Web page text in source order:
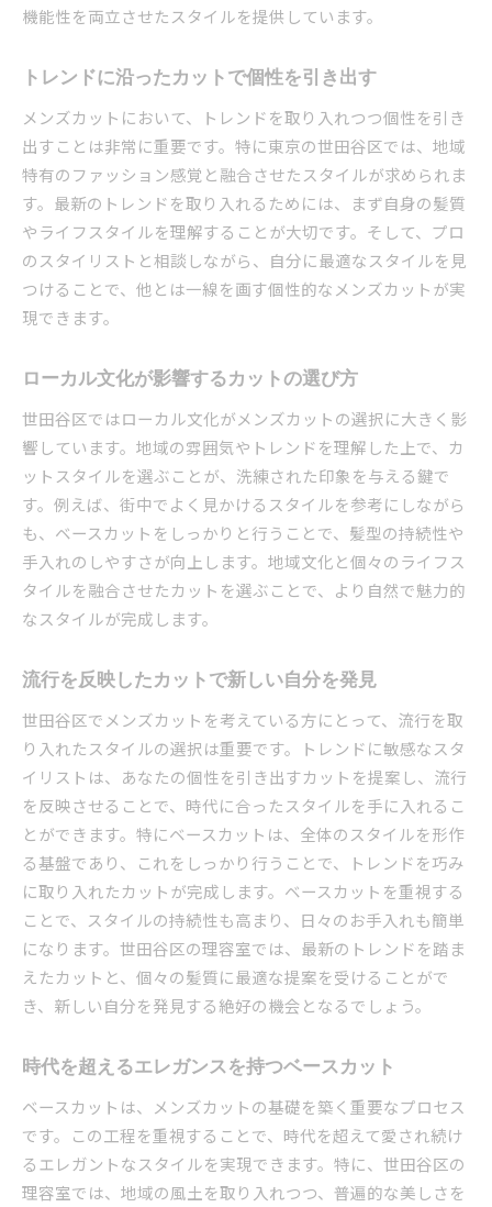
機能性を両立させたスタイルを提供しています。
トレンドに沿ったカットで個性を引き出す
メンズカットにおいて、トレンドを取り入れつつ個性を引き
出すことは非常に重要です。特に東京の世田谷区では、地域
特有のファッション感覚と融合させたスタイルが求められま
す。最新のトレンドを取り入れるためには、まず自身の髪質
やライフスタイルを理解することが大切です。そして、プロ
のスタイリストと相談しながら、自分に最適なスタイルを見
つけることで、他とは一線を画す個性的なメンズカットが実
現できます。
ローカル文化が影響するカットの選び方
世田谷区ではローカル文化がメンズカットの選択に大きく影
響しています。地域の雰囲気やトレンドを理解した上で、カ
ットスタイルを選ぶことが、洗練された印象を与える鍵で
す。例えば、街中でよく見かけるスタイルを参考にしながら
も、ベースカットをしっかりと行うことで、髪型の持続性や
手入れのしやすさが向上します。地域文化と個々のライフス
タイルを融合させたカットを選ぶことで、より自然で魅力的
なスタイルが完成します。
流行を反映したカットで新しい自分を発見
世田谷区でメンズカットを考えている方にとって、流行を取
り入れたスタイルの選択は重要です。トレンドに敏感なスタ
イリストは、あなたの個性を引き出すカットを提案し、流行
を反映させることで、時代に合ったスタイルを手に入れるこ
とができます。特にベースカットは、全体のスタイルを形作
る基盤であり、これをしっかり行うことで、トレンドを巧み
に取り入れたカットが完成します。ベースカットを重視する
ことで、スタイルの持続性も高まり、日々のお手入れも簡単
になります。世田谷区の理容室では、最新のトレンドを踏ま
えたカットと、個々の髪質に最適な提案を受けることがで
き、新しい自分を発見する絶好の機会となるでしょう。
時代を超えるエレガンスを持つベースカット
ベースカットは、メンズカットの基礎を築く重要なプロセス
です。この工程を重視することで、時代を超えて愛され続け
るエレガントなスタイルを実現できます。特に、世田谷区の
理容室では、地域の風土を取り入れつつ、普遍的な美しさを